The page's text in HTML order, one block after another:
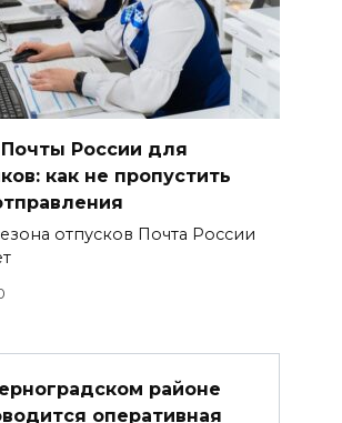
России для
как не пропустить
отпусков Почта России
районе
оперативная